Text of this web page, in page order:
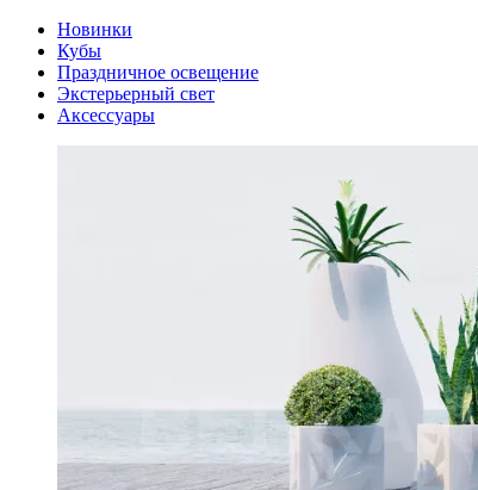
Новинки
Кубы
Праздничное освещение
Экстерьерный свет
Аксессуары